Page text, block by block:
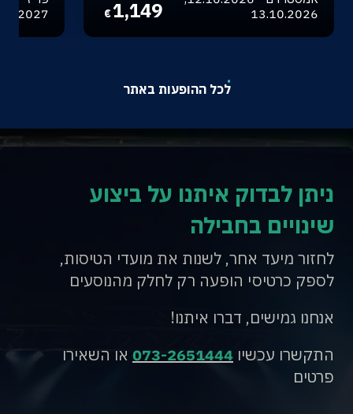
13.10.2026
1,149
€
לכל ההופעות באתר
ניתן לבדוק איתנו על ביצוע
שינויים בחבילה
לחזור מיעד אחר, לשנות את מועדי הטיסות,
לספק כרטיסי הופעה רק לחלק מהנוסעים
אנחנו גמישים, דברו איתנו!
התקשרו עכשיו 073-2651444 או השאירו
פרטים